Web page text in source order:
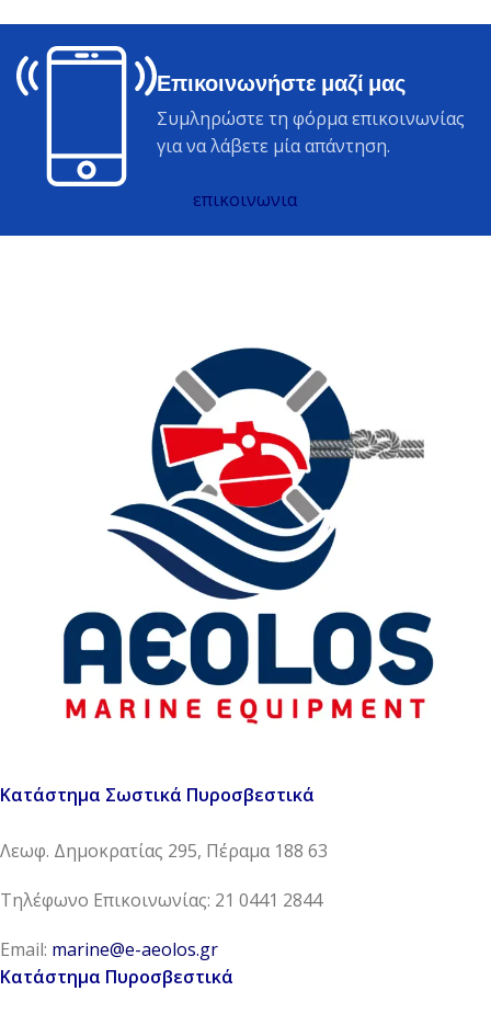
Επικοινωνήστε μαζί μας
Συμληρώστε τη φόρμα επικοινωνίας
για να λάβετε μία απάντηση.
επικοινωνια
Κατάστημα Σωστικά Πυροσβεστικά
Λεωφ. Δημοκρατίας 295, Πέραμα 188 63
Τηλέφωνο Επικοινωνίας: 21 0441 2844
Email: marine@e-aeolos.gr
Κατάστημα Πυροσβεστικά